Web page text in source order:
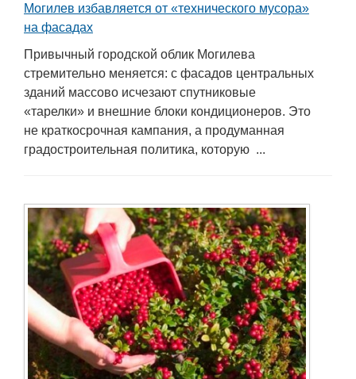
Могилев избавляется от «технического мусора»
на фасадах
Привычный городской облик Могилева
стремительно меняется: с фасадов центральных
зданий массово исчезают спутниковые
«тарелки» и внешние блоки кондиционеров. Это
не краткосрочная кампания, а продуманная
градостроительная политика, которую ...